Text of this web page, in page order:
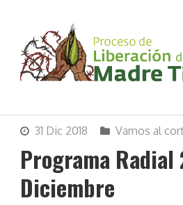
31 Dic 2018 Vamos al
Programa Radial
Diciembre